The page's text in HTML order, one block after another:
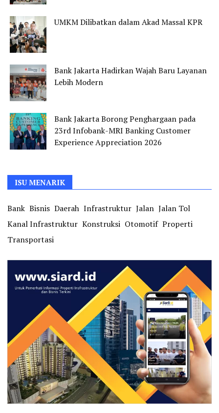
UMKM Dilibatkan dalam Akad Massal KPR
Bank Jakarta Hadirkan Wajah Baru Layanan
Lebih Modern
Bank Jakarta Borong Penghargaan pada
23rd Infobank-MRI Banking Customer
Experience Appreciation 2026
ISU MENARIK
Bank Bisnis Daerah Infrastruktur Jalan Jalan Tol
Kanal Infrastruktur Konstruksi Otomotif Properti
Transportasi